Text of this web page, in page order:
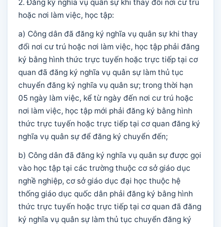
2. Đăng ký nghĩa vụ quân sự khi thay đổi nơi cư trú
hoặc nơi làm việc, học tập:
a) Công dân đã đăng ký nghĩa vụ quân sự khi thay
đổi nơi cư trú hoặc nơi làm việc, học tập phải đăng
ký bằng hình thức trực tuyến hoặc trực tiếp tại cơ
quan đã đăng ký nghĩa vụ quân sự làm thủ tục
chuyển đăng ký nghĩa vụ quân sự; trong thời hạn
05 ngày làm việc, kể từ ngày đến nơi cư trú hoặc
nơi làm việc, học tập mới phải đăng ký bằng hình
thức trực tuyến hoặc trực tiếp tại cơ quan đăng ký
nghĩa vụ quân sự để đăng ký chuyển đến;
b) Công dân đã đăng ký nghĩa vụ quân sự được gọi
vào học tập tại các trường thuộc cơ sở giáo dục
nghề nghiệp, cơ sở giáo dục đại học thuộc hệ
thống giáo dục quốc dân phải đăng ký bằng hình
thức trực tuyến hoặc trực tiếp tại cơ quan đã đăng
ký nghĩa vụ quân sự làm thủ tục chuyển đăng ký